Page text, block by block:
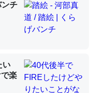
線」は回収されないけ
進化すればするほど分
ンチ
い
楽